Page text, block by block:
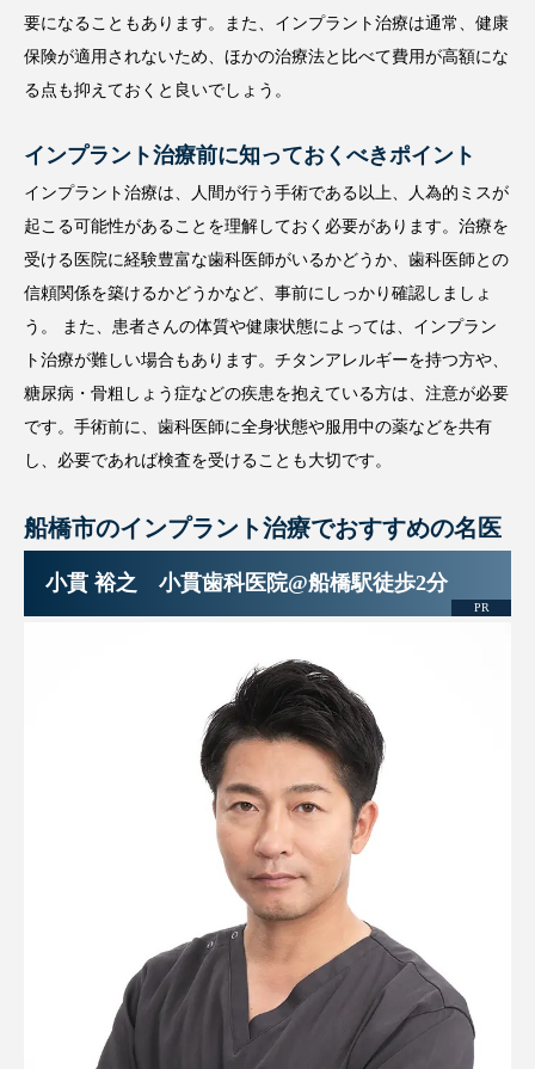
要になることもあります。また、インプラント治療は通常、健康
保険が適用されないため、ほかの治療法と比べて費用が高額にな
る点も抑えておくと良いでしょう。
インプラント治療前に知っておくべきポイント
インプラント治療は、人間が行う手術である以上、人為的ミスが
起こる可能性があることを理解しておく必要があります。治療を
受ける医院に経験豊富な歯科医師がいるかどうか、歯科医師との
信頼関係を築けるかどうかなど、事前にしっかり確認しましょ
う。 また、患者さんの体質や健康状態によっては、インプラン
ト治療が難しい場合もあります。チタンアレルギーを持つ方や、
糖尿病・骨粗しょう症などの疾患を抱えている方は、注意が必要
です。手術前に、歯科医師に全身状態や服用中の薬などを共有
し、必要であれば検査を受けることも大切です。
船橋市のインプラント治療でおすすめの名医
小貫 裕之 小貫歯科医院@船橋駅徒歩2分